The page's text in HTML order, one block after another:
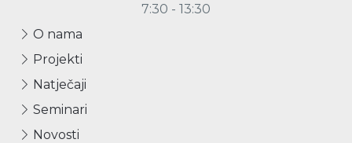
7:30 - 13:30
O nama
Projekti
Natječaji
Seminari
Novosti